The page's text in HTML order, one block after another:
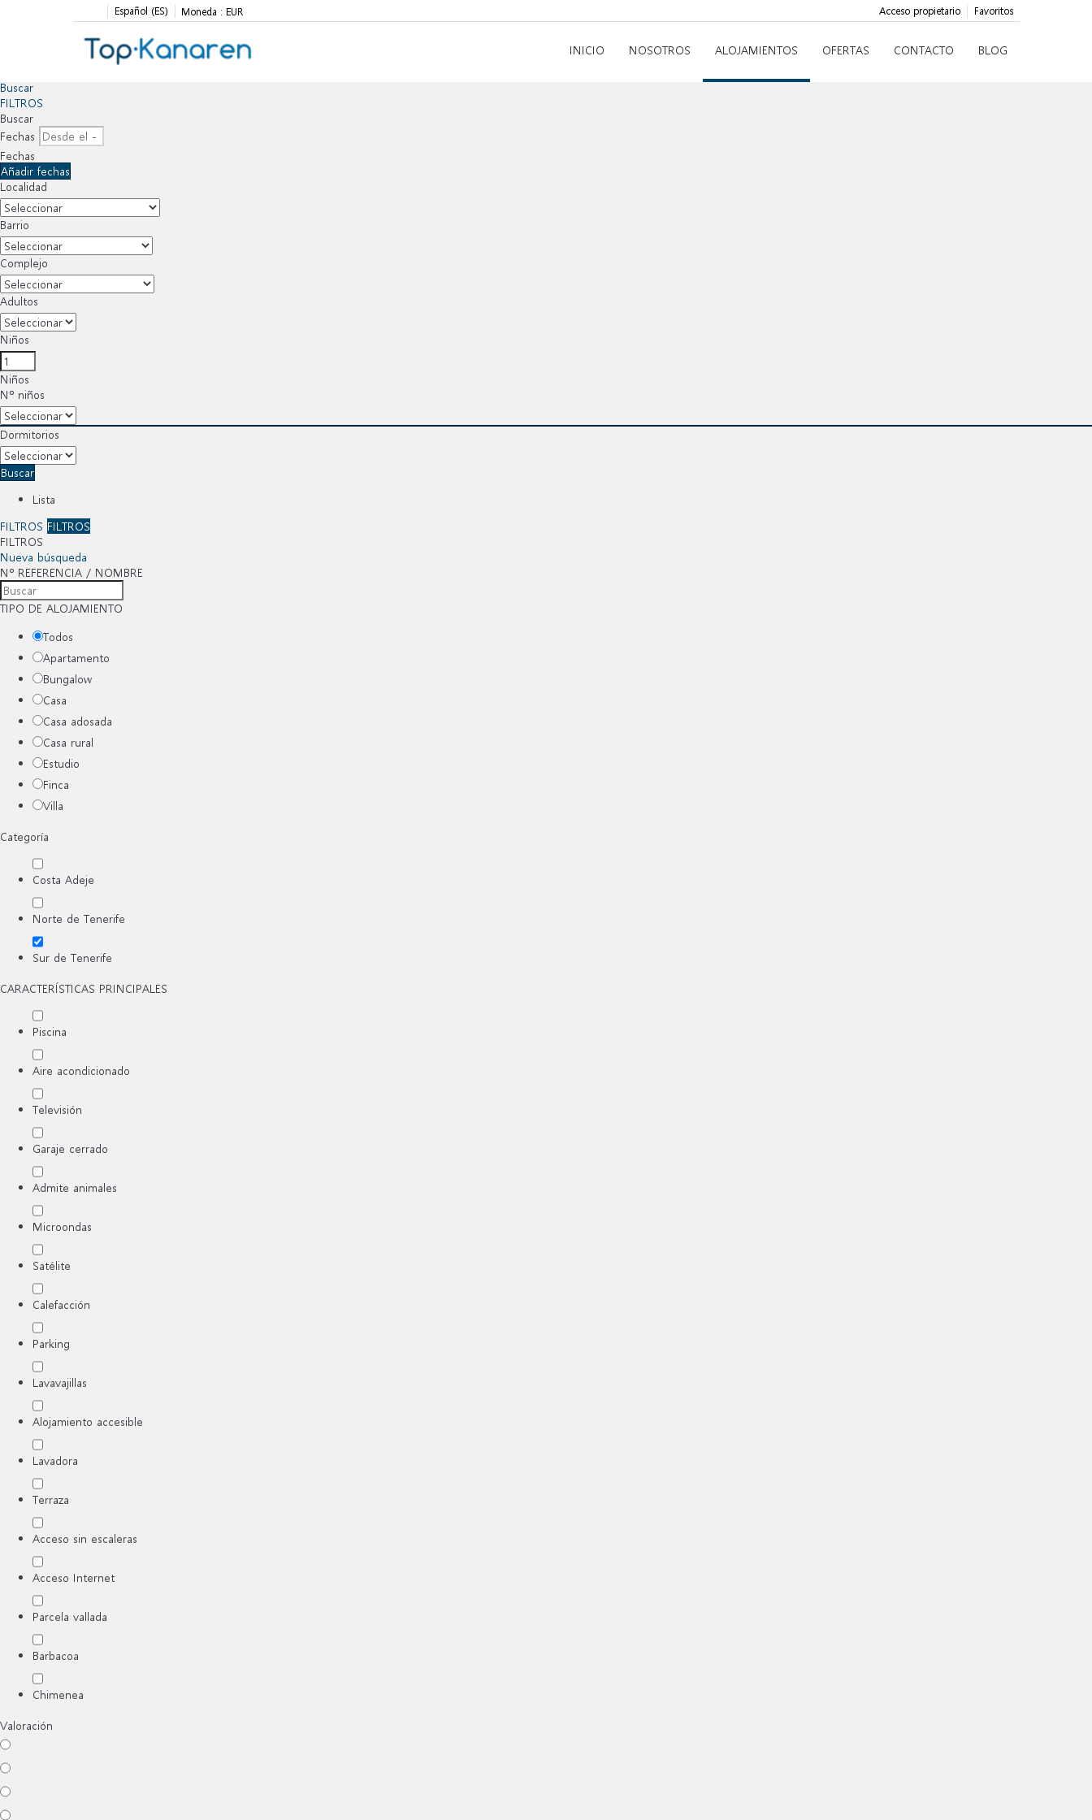
Español (ES) Moneda : EUR Favoritos
Acceso propietario
INICIO NOSOTROS ALOJAMIENTOS OFERTAS CONTACTO BLOG
Buscar
FILTROS
Buscar
Fechas
Fechas
Añadir fechas
Localidad
Barrio
Complejo
Adultos
Niños
Niños
Nº niños
Dormitorios
Buscar
Lista
FILTROS FILTROS
FILTROS
Nueva búsqueda
Nº REFERENCIA / NOMBRE
TIPO DE ALOJAMIENTO
Todos
Apartamento
Bungalow
Casa
Casa adosada
Casa rural
Estudio
Finca
Villa
Categoría
Costa Adeje
Norte de Tenerife
Sur de Tenerife
CARACTERÍSTICAS PRINCIPALES
Piscina
Aire acondicionado
Televisión
Garaje cerrado
Admite animales
Microondas
Satélite
Calefacción
Parking
Lavavajillas
Alojamiento accesible
Lavadora
Terraza
Acceso sin escaleras
Acceso Internet
Parcela vallada
Barbacoa
Chimenea
Valoración